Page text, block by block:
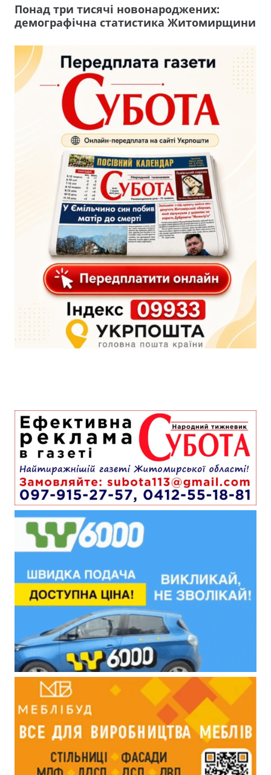
Понад три тисячі новонароджених:
демографічна статистика Житомирщини